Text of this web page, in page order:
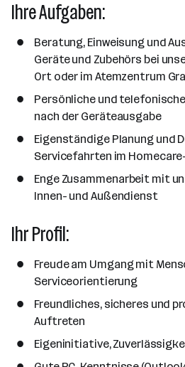
n
a
Ihre Aufgaben:
Beratung, Einweisung und
Geräte und Zubehörs bei
Ort oder im Atemzentrum
Persönliche und
nach der Geräteausgabe
Eigenständige Planung und
Servicefahrten im
Enge Zusammenarbeit mit
Innen- und Außendienst
Ihr Profil:
Freude am Umgang mit
Serviceorientierung
Freundliches, sicheres und
Auftreten
Eigeninitiative,